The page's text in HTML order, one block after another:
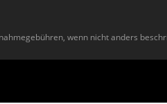
wenn nicht anders